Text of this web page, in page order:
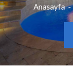
Anasayfa -